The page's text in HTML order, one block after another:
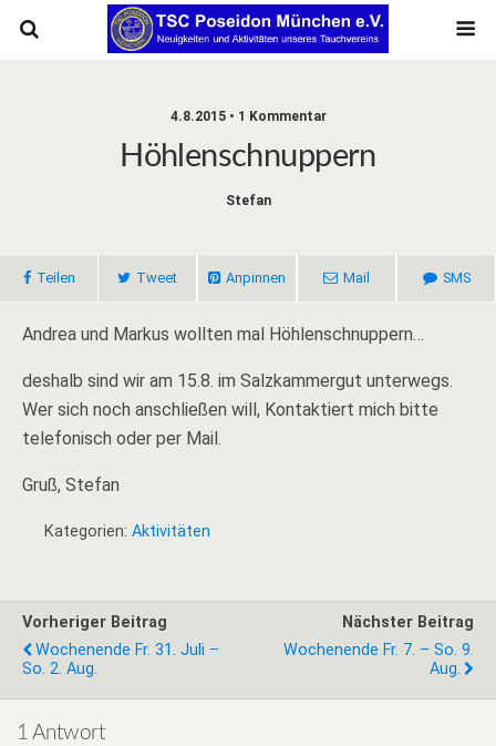
4.8.2015 • 1 Kommentar
Höhlenschnuppern
Stefan
Teilen Tweet Anpinnen Mail SMS
Andrea und Markus wollten mal Höhlenschnuppern…
deshalb sind wir am 15.8. im Salzkammergut unterwegs.
Wer sich noch anschließen will, Kontaktiert mich bitte
telefonisch oder per Mail.
Gruß, Stefan
Kategorien: Aktivitäten
Vorheriger Beitrag
Wochenende Fr. 31. Juli –
So. 2. Aug.
Nächster Beitrag
Wochenende Fr. 7. – So. 9.
Aug.
1 Antwort